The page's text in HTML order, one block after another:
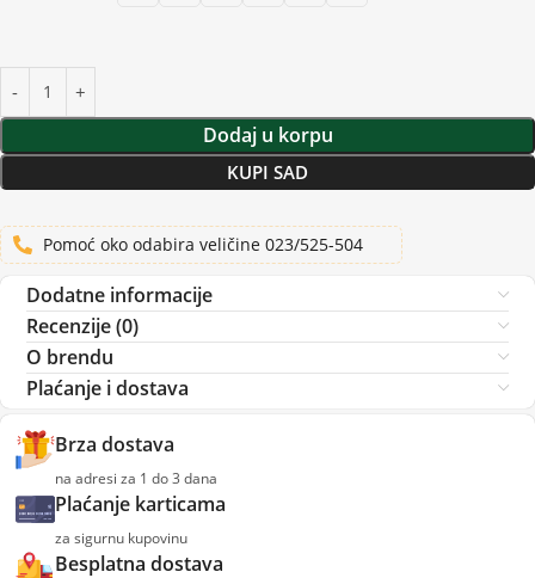
Dodaj u korpu
KUPI SAD
Pomoć oko odabira veličine 023/525-504
Dodatne informacije
Recenzije (0)
O brendu
Plaćanje i dostava
Brza dostava
na adresi za 1 do 3 dana
Plaćanje karticama
za sigurnu kupovinu
Besplatna dostava